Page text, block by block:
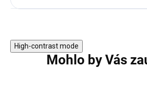
High-contrast mode
Mohlo by Vás